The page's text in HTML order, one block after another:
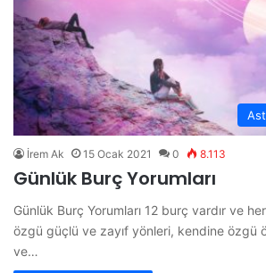
İrem Ak 15 Ocak 2021 0 8.113
Günlük Burç Yorumları
Günlük Burç Yorumları 12 burç vardır ve
özgü güçlü ve zayıf yönleri, kendine özgü
ve…